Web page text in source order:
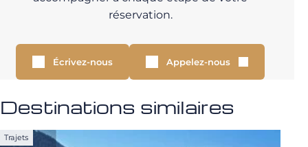
réservation.
Écrivez-nous Appelez-nous
Destinations similaires
Trajets